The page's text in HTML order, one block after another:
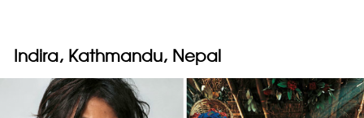
Indira, Kathmandu, Nepal